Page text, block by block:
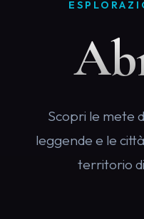
Scopri le mete
leggende e le
territorio